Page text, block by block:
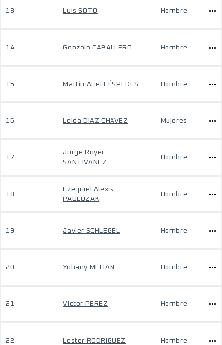
13 Luis SOTO Hombre
14 Gonzalo CABALLERO Hombre
15 Martín Ariel CÉSPEDES Hombre
16 Leida DIAZ CHAVEZ Mujeres
17
Jorge Royer
SANTIVANEZ
Hombre
18
Ezequiel Alexis
PAULUZAK
Hombre
19 Javier SCHLEGEL Hombre
20 Yohany MELIAN Hombre
21 Victor PEREZ Hombre
22 Lester RODRIGUEZ Hombre